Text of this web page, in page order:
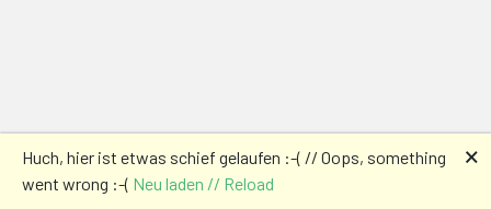
Huch, hier ist etwas schief gelaufen :-( // Oops, something
went wrong :-( Neu laden // Reload
🗙